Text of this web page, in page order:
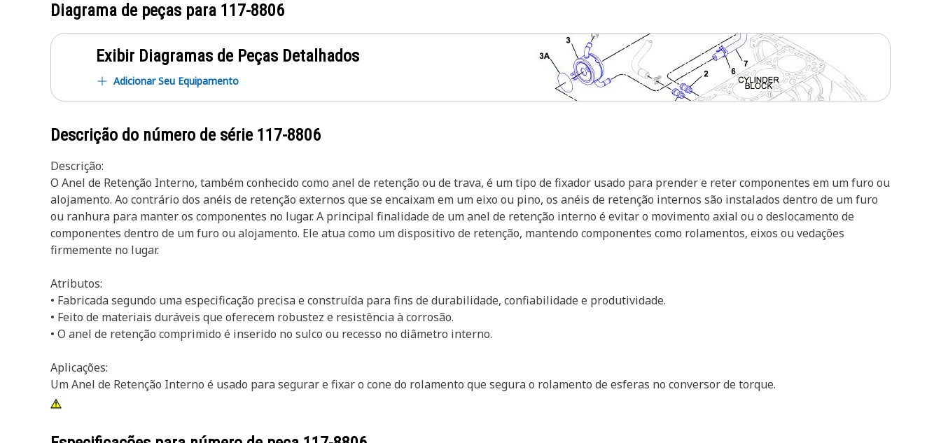
Diagrama de peças para 117-8806
Exibir Diagramas de Peças Detalhados
Adicionar Seu Equipamento
Descrição do número de série 117-8806
Descrição:
O Anel de Retenção Interno, também conhecido como anel de retenção ou de trava, é um tipo de fixador usado para prender e reter componentes em um furo ou
alojamento. Ao contrário dos anéis de retenção externos que se encaixam em um eixo ou pino, os anéis de retenção internos são instalados dentro de um furo
ou ranhura para manter os componentes no lugar. A principal finalidade de um anel de retenção interno é evitar o movimento axial ou o deslocamento de
componentes dentro de um furo ou alojamento. Ele atua como um dispositivo de retenção, mantendo componentes como rolamentos, eixos ou vedações
firmemente no lugar.
Atributos:
• Fabricada segundo uma especificação precisa e construída para fins de durabilidade, confiabilidade e produtividade.
• Feito de materiais duráveis que oferecem robustez e resistência à corrosão.
• O anel de retenção comprimido é inserido no sulco ou recesso no diâmetro interno.
Aplicações:
Um Anel de Retenção Interno é usado para segurar e fixar o cone do rolamento que segura o rolamento de esferas no conversor de torque.